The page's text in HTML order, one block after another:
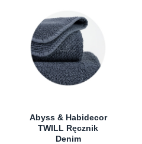
do koszyka
Abyss & Habidecor
TWILL Ręcznik
Denim